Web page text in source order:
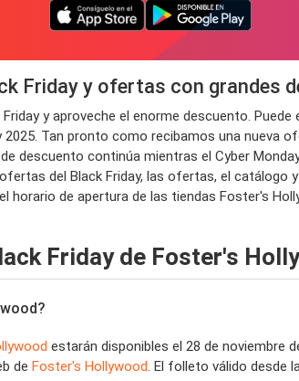
Friday y ofertas con grandes
y aproveche el enorme descuento.
Tan pronto como recibamos una nueva
descuento continúa mientras el Cyber
del Black Friday, las ofertas, el
de apertura de las tiendas Foster's
Friday de Foster's
estarán disponibles el 28 de noviembre
de Foster's Hollywood. El folleto válido desde